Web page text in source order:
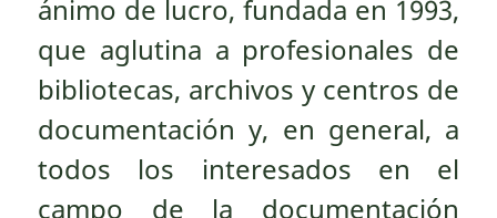
ánimo de lucro, fundada en 1993,
que aglutina a profesionales de
bibliotecas, archivos y centros de
documentación y, en general, a
todos los interesados en el
campo de la documentación